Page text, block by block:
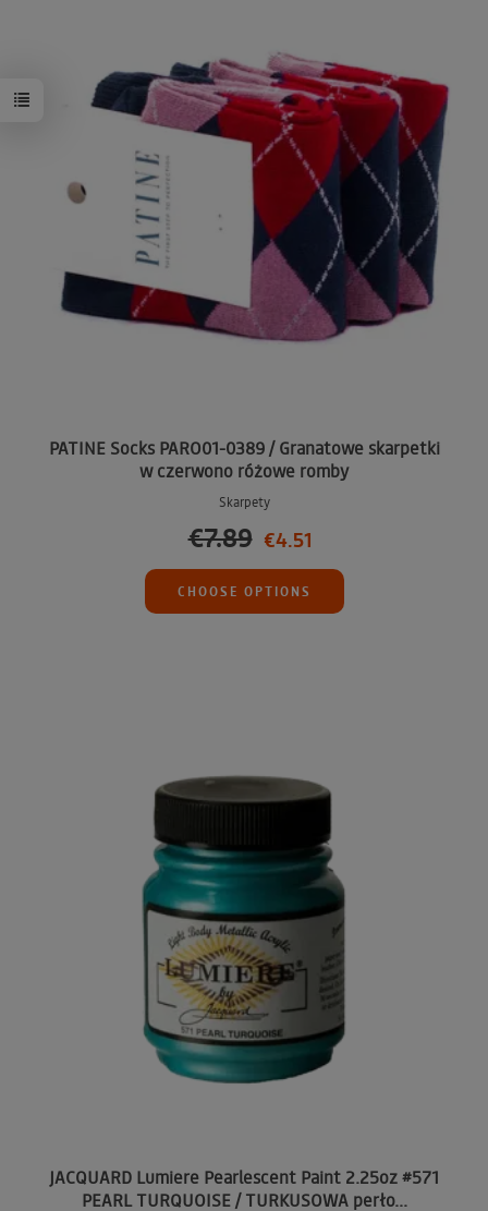
PATINE Socks PARO01-0389 / Granatowe skarpetki
w czerwono różowe romby
Skarpety
€7.89 €4.51
CHOOSE OPTIONS
JACQUARD Lumiere Pearlescent Paint 2.25oz #571
PEARL TURQUOISE / TURKUSOWA perło...